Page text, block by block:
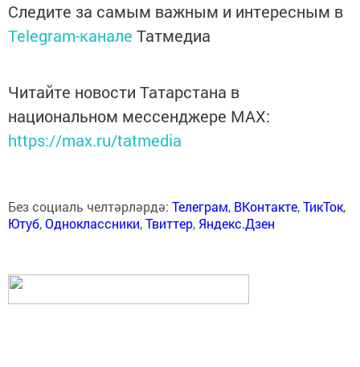
Следите за самым важным и интересным в
Telegram-канале Татмедиа
Читайте новости Татарстана в
национальном мессенджере MАХ:
https://max.ru/tatmedia
Без социаль челтәрләрдә: Телеграм, ВКонтакте,ТикТок,
Ютуб,Одноклассники,Твиттер, Яндекс.Дзен